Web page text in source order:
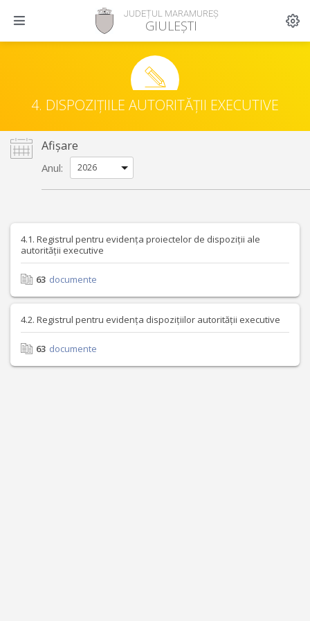
JUDEȚUL MARAMUREȘ
GIULEȘTI
4. DISPOZIȚIILE AUTORITĂȚII EXECUTIVE
Afișare
Anul:
4.1. Registrul pentru evidența proiectelor de dispoziții ale
autorității executive
63 documente
4.2. Registrul pentru evidența dispozițiilor autorității executive
63 documente